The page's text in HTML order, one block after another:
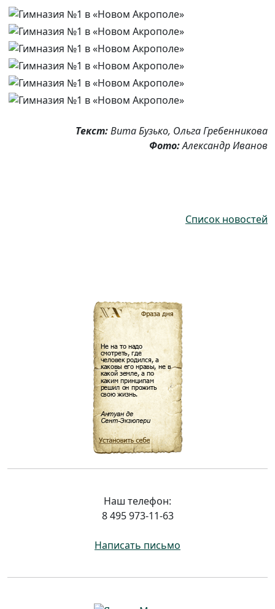
Текст:Вита Бузько, Ольга Гребенникова
Фото:Александр Иванов
Список новостей
Наш телефон:
8 495 973-11-63
Написать письмо